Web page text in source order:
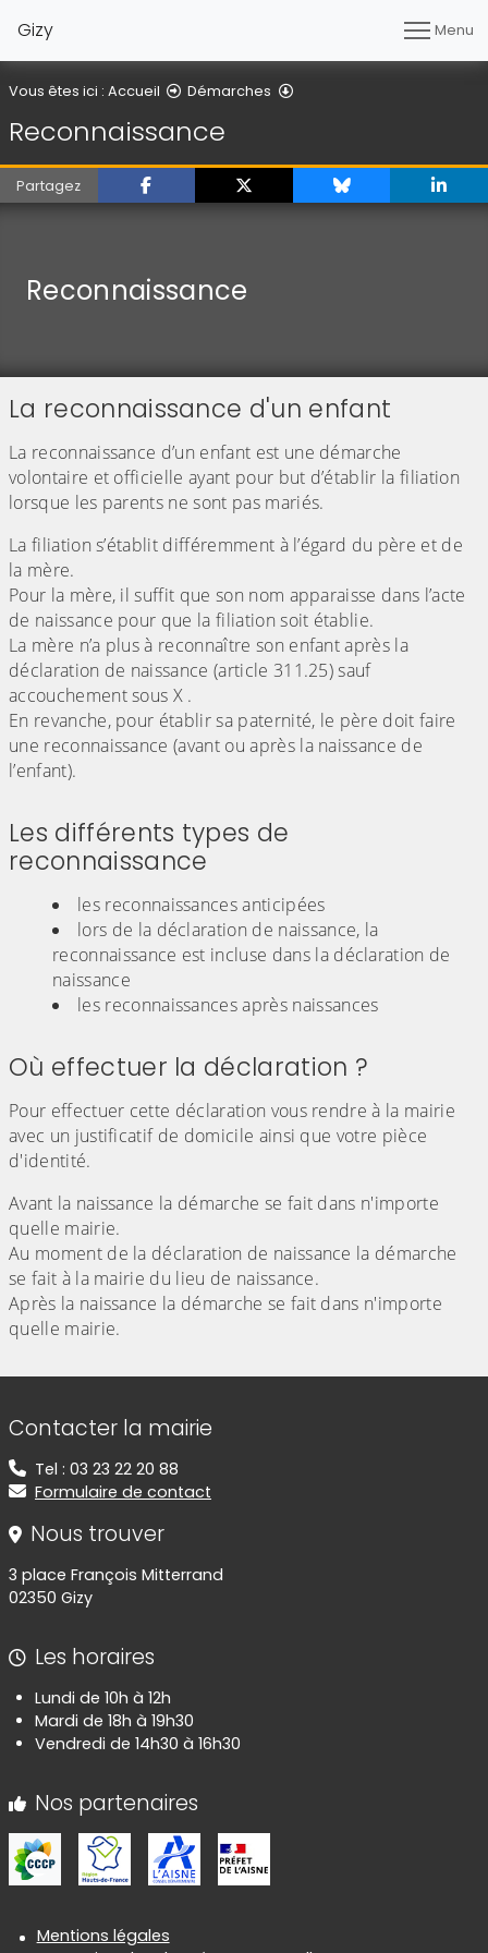
Gizy Menu
Vous êtes ici : Accueil Démarches
Reconnaissance
Partagez
Reconnaissance
La reconnaissance d'un enfant
La reconnaissance d’un enfant est une démarche
volontaire et officielle ayant pour but d’établir la filiation
lorsque les parents ne sont pas mariés.
La filiation s’établit différemment à l’égard du père et de
la mère.
Pour la mère, il suffit que son nom apparaisse dans l’acte
de naissance pour que la filiation soit établie.
La mère n’a plus à reconnaître son enfant après la
déclaration de naissance (article 311.25) sauf
accouchement sous X .
En revanche, pour établir sa paternité, le père doit faire
une reconnaissance (avant ou après la naissance de
l’enfant).
Les différents types de
reconnaissance
les reconnaissances anticipées
lors de la déclaration de naissance, la
reconnaissance est incluse dans la déclaration de
naissance
les reconnaissances après naissances
Où effectuer la déclaration ?
Pour effectuer cette déclaration vous rendre à la mairie
avec un justificatif de domicile ainsi que votre pièce
d'identité.
Avant la naissance la démarche se fait dans n'importe
quelle mairie.
Au moment de la déclaration de naissance la démarche
se fait à la mairie du lieu de naissance.
Après la naissance la démarche se fait dans n'importe
quelle mairie.
Informations de contact
Contacter la mairie
Tel : 03 23 22 20 88
Formulaire de contact
Nous trouver
3 place François Mitterrand
02350 Gizy
Les horaires
Lundi de 10h à 12h
Mardi de 18h à 19h30
Vendredi de 14h30 à 16h30
Nos partenaires
Informations réglementaires
Mentions légales